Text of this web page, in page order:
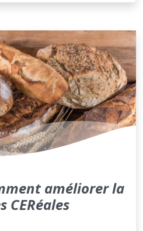
améliorer la
CERéales